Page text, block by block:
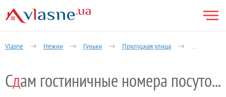
Vlasne Нежин Гуньки Прилуцкая улица Сдам
Сд ам гостиничные номера посуточно